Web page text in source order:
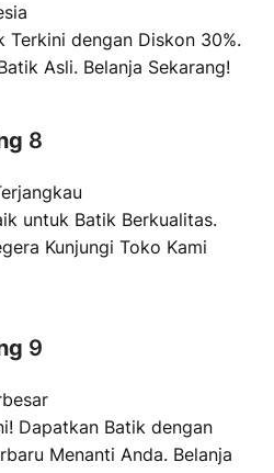
Terkini dengan Diskon 30%.
Asli. Belanja Sekarang!
8
untuk Batik Berkualitas.
Kunjungi Toko Kami
9
Dapatkan Batik dengan
Menanti Anda. Belanja